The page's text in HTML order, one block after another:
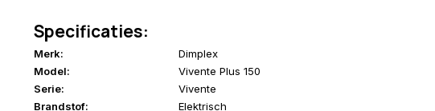
Specificaties:
Merk:
Dimplex
Model:
Vivente Plus 150
Serie:
Vivente
Brandstof:
Elektrisch